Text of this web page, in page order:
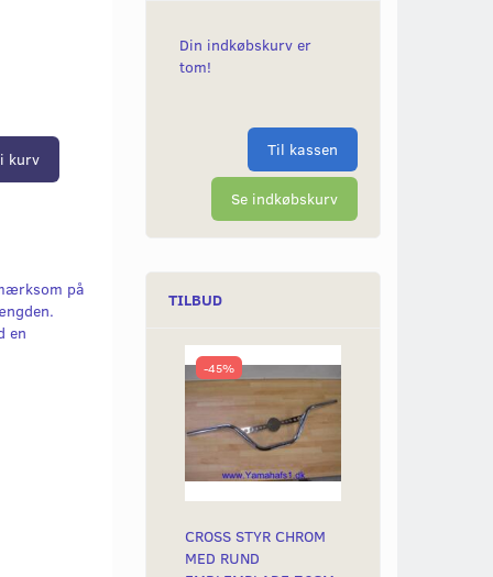
kurv
på
en
Din indkøbskurv er
tom!
Til kassen
Se indkøbskurv
TILBUD
-45%
CROSS STYR CHROM
MED RUND